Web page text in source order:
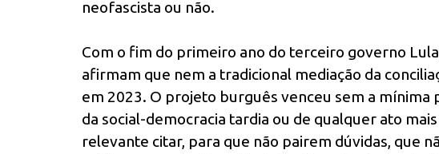
neofascista ou não.
Com o fim do primeiro ano do terceiro governo
afirmam que nem a tradicional mediação da
em 2023. O projeto burguês venceu sem a mínima
da social-democracia tardia ou de qualquer ato
relevante citar, para que não pairem dúvidas, que